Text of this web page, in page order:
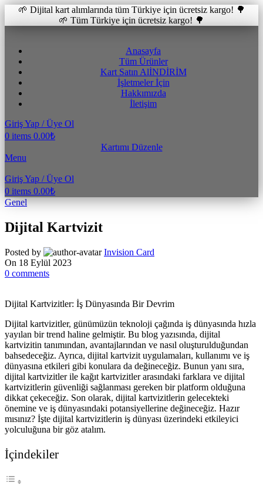
🌱 Dijital kart alımlarında tüm Türkiye için ücretsiz kargo! 🌳
🌱 Tüm Türkiye için ücretsiz kargo! 🌳
Anasayfa
Tüm Ürünler
Kart Satın AlİNDİRİM
İşletmeler İçin
Hakkımızda
İletişim
Giriş Yap / Üye Ol
0 items 0.00₺
Kartımı Düzenle
Menu
Giriş Yap / Üye Ol
0 items 0.00₺
Genel
Dijital Kartvizit
Posted by
Invision Card
On 18 Eylül 2023
0 comments
Dijital Kartvizitler: İş Dünyasında Bir Devrim
Dijital kartvizitler, günümüzün teknoloji çağında iş dünyasında hızla
yayılan bir trend haline gelmiştir. Bu blog yazısında, dijital
kartvizitin tanımından, avantajlarından ve nasıl oluşturulduğundan
bahsedeceğiz. Ayrıca, dijital kartvizit uygulamaları, kullanımı ve iş
dünyasına etkileri gibi konulara da değineceğiz. Bunun yanı sıra,
dijital kartvizitler ile kağıt kartvizitler arasındaki farklara ve dijital
kartvizitlerin güvenliği sağlanması gereken bir platform olduğuna
dikkat çekeceğiz. Son olarak, dijital kartvizitlerin gelecekteki
önemine ve iş dünyasındaki potansiyellerine değineceğiz. Hazır
mısınız? İşte dijital kartvizitlerin iş dünyası üzerindeki etkileyici
yolculuğuna bir göz atalım.
İçindekiler